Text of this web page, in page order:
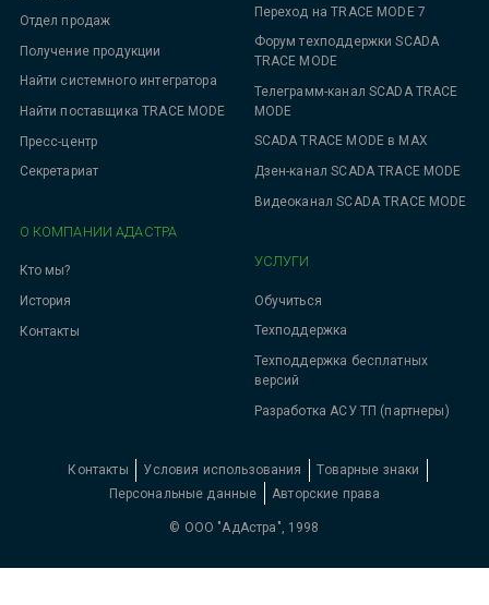
Переход на TRACE MODE 7
Форум техподдержки SCADA
TRACE MODE
Телеграмм-канал SCADA TRACE
MODE
SCADA TRACE MODE в MAX
Дзен-канал SCADA TRACE MODE
Видеоканал SCADA TRACE MODE
УСЛУГИ
Обучиться
Техподдержка
Техподдержка бесплатных
версий
Разработка АСУ ТП (партнеры)
Отдел продаж
Получение продукции
Найти системного интегратора
Найти поставщика TRACE MODE
Пресс-центр
Секретариат
О КОМПАНИИ АДАСТРА
Кто мы?
История
Контакты
Контакты Условия использования
Товарные знаки
Персональные данные
Авторские права
© ООО "АдАстра", 1998